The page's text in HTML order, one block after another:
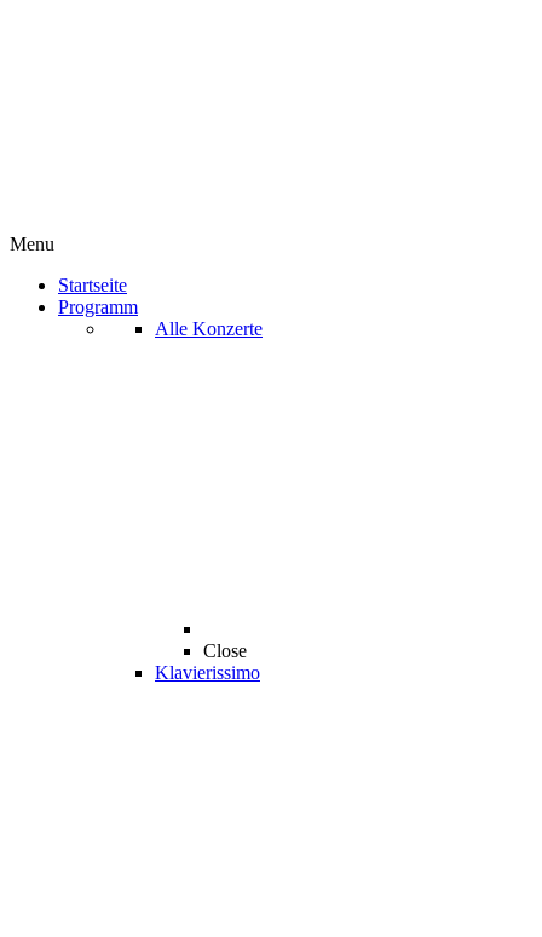
Menu
Startseite
Programm
Alle Konzerte
Close
Klavierissimo